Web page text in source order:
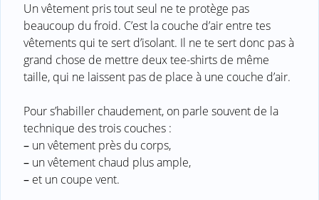
Un vêtement pris tout seul ne te protège pas
beaucoup du froid. C’est la couche d’air entre tes
vêtements qui te sert d’isolant. Il ne te sert donc pas à
grand chose de mettre deux tee-shirts de même
taille, qui ne laissent pas de place à une couche d’air.
Pour s’habiller chaudement, on parle souvent de la
technique des trois couches :
– un vêtement près du corps,
– un vêtement chaud plus ample,
– et un coupe vent.